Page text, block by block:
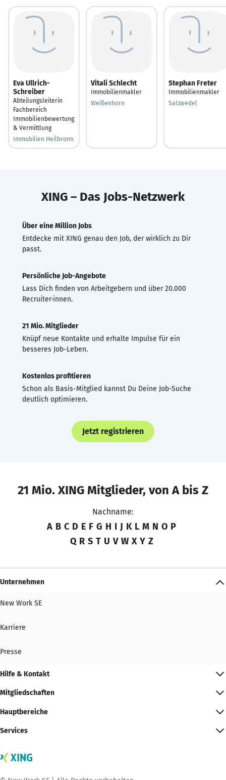
Eva Ullrich-
Schreiber
Abteilungsleiterin
Fachbereich
Immobilienbewertung
& Vermittlung
Immobilien Heilbronn
Vitali Schlecht
Immobilienmakler
Weißenhorn
Stephan Freter
Immobilienmakler
Salzwedel
XING – Das Jobs-Netzwerk
Über eine Million Jobs
Entdecke mit XING genau den Job, der wirklich zu Dir
passt.
Persönliche Job-Angebote
Lass Dich finden von Arbeitgebern und über 20.000
Recruiter·innen.
21 Mio. Mitglieder
Knüpf neue Kontakte und erhalte Impulse für ein
besseres Job-Leben.
Kostenlos profitieren
Schon als Basis-Mitglied kannst Du Deine Job-Suche
deutlich optimieren.
Jetzt registrieren
21 Mio. XING Mitglieder, von A bis Z
Nachname:
A B C D E F G H I J K L M N O P
Q R S T U V W X Y Z
Unternehmen
New Work SE
Karriere
Presse
Hilfe & Kontakt
Mitgliedschaften
Hauptbereiche
Services